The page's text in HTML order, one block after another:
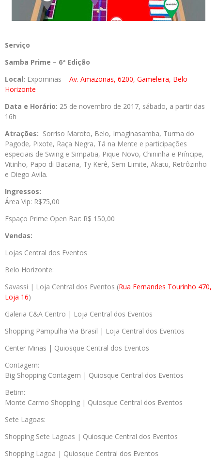
Serviço
Samba Prime – 6ª Edição
Local: Expominas – Av. Amazonas, 6200, Gameleira, Belo
Horizonte
Data e Horário: 25 de novembro de 2017, sábado, a partir das
16h
Atrações: Sorriso Maroto, Belo, Imaginasamba, Turma do
Pagode, Pixote, Raça Negra, Tá na Mente e participações
especiais de Swing e Simpatia, Pique Novo, Chininha e Príncipe,
Vitinho, Papo di Bacana, Ty Kerê, Sem Limite, Akatu, Retrôzinho
e Diego Avila.
Ingressos:
Área Vip: R$75,00
Espaço Prime Open Bar: R$ 150,00
Vendas:
Lojas Central dos Eventos
Belo Horizonte:
Savassi | Loja Central dos Eventos (Rua Fernandes Tourinho 470,
Loja 16)
Galeria C&A Centro | Loja Central dos Eventos
Shopping Pampulha Via Brasil | Loja Central dos Eventos
Center Minas | Quiosque Central dos Eventos
Contagem:
Big Shopping Contagem | Quiosque Central dos Eventos
Betim:
Monte Carmo Shopping | Quiosque Central dos Eventos
Sete Lagoas:
Shopping Sete Lagoas | Quiosque Central dos Eventos
Shopping Lagoa | Quiosque Central dos Eventos